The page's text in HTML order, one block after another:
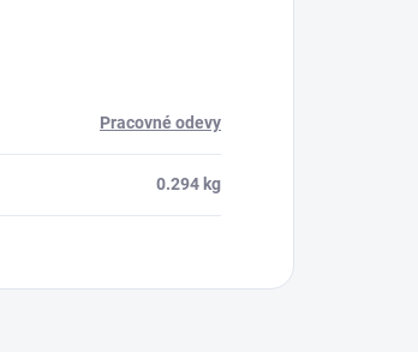
Pracovné odevy
0.294 kg